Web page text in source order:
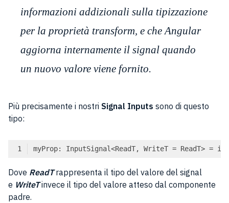
informazioni addizionali sulla tipizzazione
per la proprietà transform, e che Angular
aggiorna internamente il signal quando
un nuovo valore viene fornito.
Più precisamente i nostri Signal Inputs sono di questo
tipo:
Dove ReadTrappresenta il tipo del valore del signal
e WriteTinvece il tipo del valore atteso dal componente
padre.